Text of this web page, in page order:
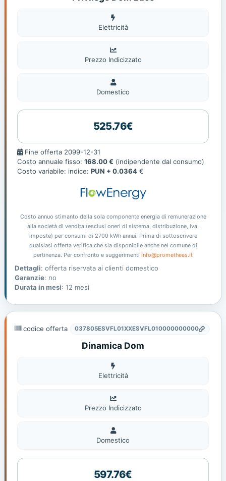
Elettricità
Elettricità
Prezzo Indicizzato
Domestico
Domestico
525.76€
Fine
offerta
Fine offerta 2099-12-31
Costo annuale fisso: 168.00 € (indipendente dal consumo)
Costo variabile: indice: PUN + 0.0364 €
Costo annuo stimanto della sola componente energia di remunerazione
alla società di vendita (esclusi oneri di sistema, distribuzione, iva,
imposte) per consumi di 2700 kWh annui. Prima di sottoscrivere
qualsiasi offerta verifica che sia disponibile anche nel comune di
pertinenza. Per confronto e suggerimenti info@prometheas.it
Dettagli: offerta riservata ai clienti domestico
Garanzie: no
Durata in mesi: 12 mesi
codice offerta 037805ESVFL01XXESVFL010000000000
Dinamica Dom
Elettricità
Elettricità
Prezzo Indicizzato
Domestico
Domestico
597.76€